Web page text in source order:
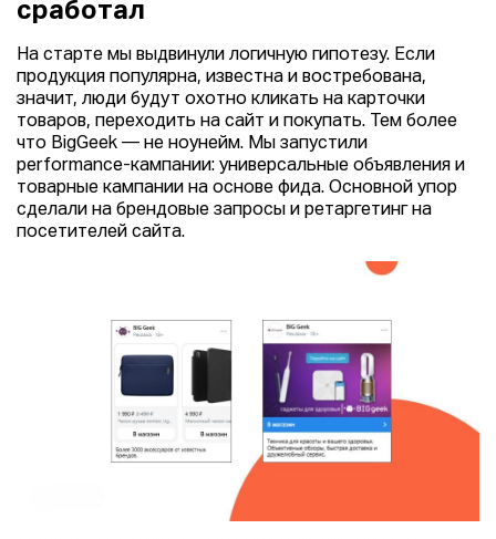
сработал
На старте мы выдвинули логичную гипотезу. Если
продукция популярна, известна и востребована,
значит, люди будут охотно кликать на карточки
товаров, переходить на сайт и покупать. Тем более
что BigGeek — не ноунейм. Мы запустили
performance-кампании: универсальные объявления и
товарные кампании на основе фида. Основной упор
сделали на брендовые запросы и ретаргетинг на
посетителей сайта.